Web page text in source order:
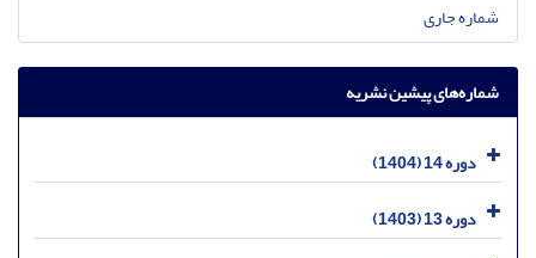
شماره جاری
شماره‌های پیشین نشریه
دوره 14 (1404)
دوره 13 (1403)